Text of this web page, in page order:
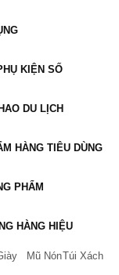
cho bé, bỉm cho
nổi tiếng với nhiều
và ngân sách của
hoặc đặt hàng
Complex, số
Xuân Trung,
KIỆN SỐ
DU LỊCH
HÀNG TIÊU DÙNG
PHẨM
HÀNG HIỆU
Mũ NónTúi Xách